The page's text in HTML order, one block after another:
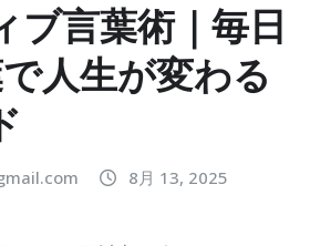
ブ言葉術｜毎日
人生が変わる
8月 13, 2025